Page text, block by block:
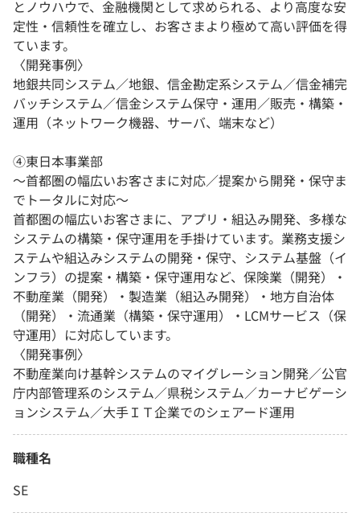
とノウハウで、金融機関として求められる、より高度な安
定性・信頼性を確立し、お客さまより極めて高い評価を得
ています。
〈開発事例〉
地銀共同システム／地銀、信金勘定系システム／信金補完
バッチシステム／信金システム保守・運用／販売・構築・
運用（ネットワーク機器、サーバ、端末など）
④東日本事業部
〜首都圏の幅広いお客さまに対応／提案から開発・保守ま
でトータルに対応〜
首都圏の幅広いお客さまに、アプリ・組込み開発、多様な
システムの構築・保守運用を手掛けています。業務支援シ
ステムや組込みシステムの開発・保守、システム基盤（イ
ンフラ）の提案・構築・保守運用など、保険業（開発）・
不動産業（開発）・製造業（組込み開発）・地方自治体
（開発）・流通業（構築・保守運用）・LCMサービス（保
守運用）に対応しています。
〈開発事例〉
不動産業向け基幹システムのマイグレーション開発／公官
庁内部管理系のシステム／県税システム／カーナビゲーシ
ョンシステム／大手ＩＴ企業でのシェアード運用
職種名
SE